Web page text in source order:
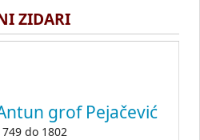
ZIDARI
grof Pejačević
do 1802